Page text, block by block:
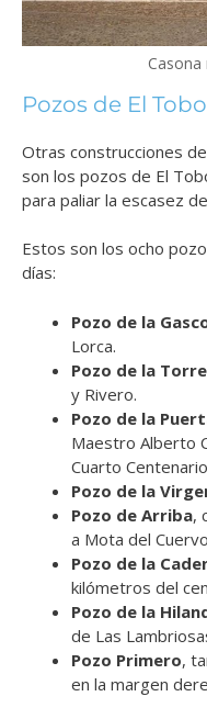
Pozos de El
Otras construcciones
son los pozos de El
para paliar la escasez
Estos son los ocho
días:
Pozo de la
Lorca.
Pozo de la Torre
y Rivero.
Pozo de la
Maestro Alberto
Cuarto
Pozo de la
Pozo de Arriba,
a Mota del
Pozo de la
kilómetros del
Pozo de la
de Las
Pozo Primero,
en la margen